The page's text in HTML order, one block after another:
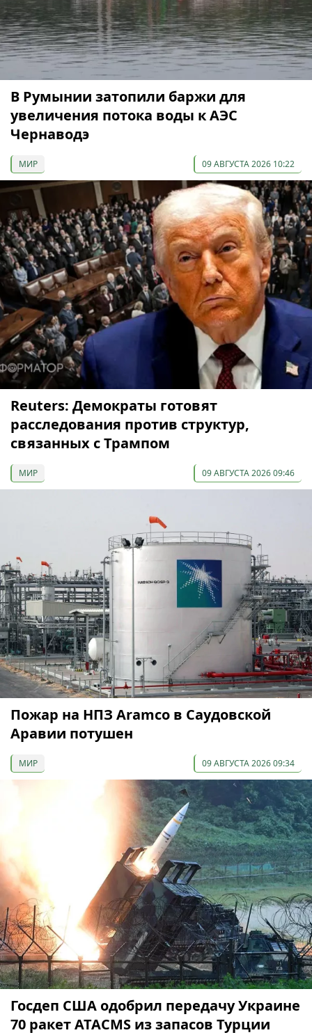
В Румынии затопили баржи для
увеличения потока воды к АЭС
Чернаводэ
МИР 09 АВГУСТА 2026 10:22
Reuters: Демократы готовят
расследования против структур,
связанных с Трампом
МИР 09 АВГУСТА 2026 09:46
Пожар на НПЗ Aramco в Саудовской
Аравии потушен
МИР 09 АВГУСТА 2026 09:34
Госдеп США одобрил передачу Украине
70 ракет ATACMS из запасов Турции